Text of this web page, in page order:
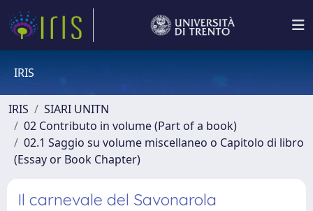
IRIS
IRIS
SIARI UNITN
02 Contributo in volume (Part of a book)
02.1 Saggio su volume miscellaneo o Capitolo di libro
(Essay or Book Chapter)
Il carnevale del Savonarola